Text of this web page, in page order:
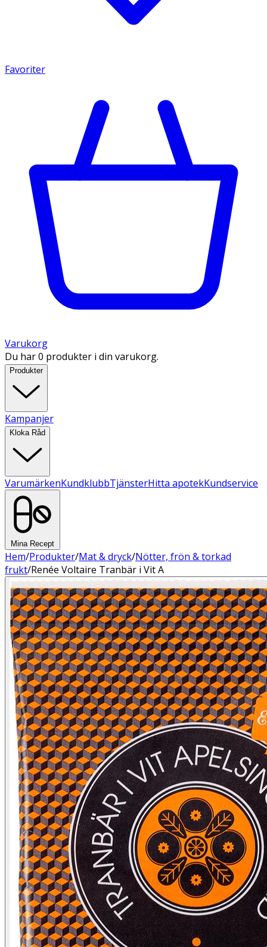
Favoriter
Varukorg
Du har 0 produkter i din varukorg.
Produkter
Kampanjer
Kloka Råd
VarumärkenKundklubbTjänsterHitta apotekKundservice
Mina Recept
Hem/Produkter/Mat & dryck/Nötter, frön & torkad
frukt/Renée Voltaire Tranbär i Vit A